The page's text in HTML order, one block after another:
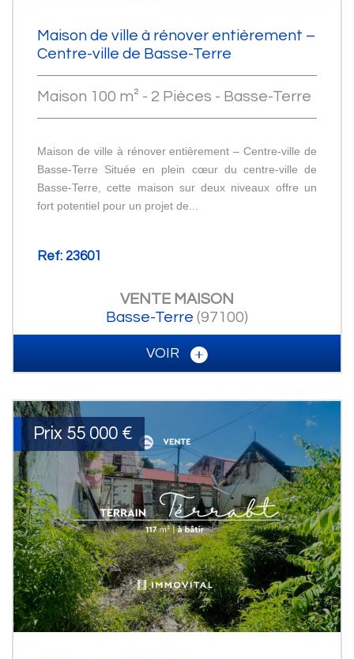
Maison de ville à rénover entièrement –
Centre-ville de Basse-Terre
Maison 100 m² - 2 Pièces - Basse-Terre
Maison de ville à rénover entièrement – Centre-ville de
Basse-Terre Située en plein cœur du centre-ville de
Basse-Terre, cette maison sur deux niveaux offre un
fort potentiel pour un projet de...
Ref: 23601
VENTE MAISON
Basse-Terre (97100)
VOIR
Prix 55 000 €